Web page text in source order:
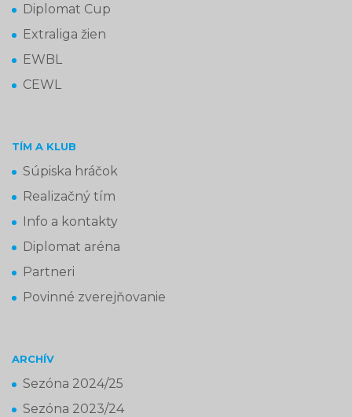
Diplomat Cup
Extraliga žien
EWBL
CEWL
TÍM A KLUB
Súpiska hráčok
Realizačný tím
Info a kontakty
Diplomat aréna
Partneri
Povinné zverejňovanie
ARCHÍV
Sezóna 2024/25
Sezóna 2023/24